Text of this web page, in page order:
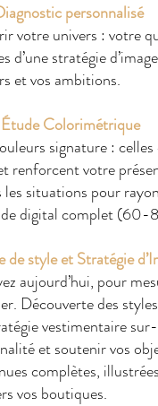
personnalisé
votre univers : votre
stratégie
et vos ambitions.
Colorimétrique
signature :
renforcent votre
situations pour
digital complet (60-
style et Stratégie
aujourd’hui, pour
Découverte des
vestimentaire
et soutenir vos
complètes,
vos boutiques.